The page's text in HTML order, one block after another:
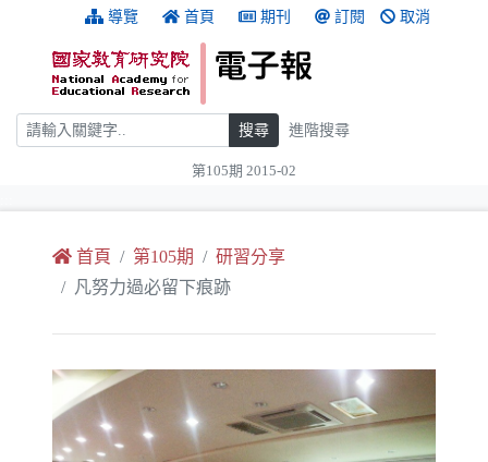
跳到主要內容 導覽 首頁 期刊 訂閱 取消
搜尋 搜尋 進階搜尋
第105期 2015-02
首頁 第105期
研習分享
凡努力過必留下痕跡